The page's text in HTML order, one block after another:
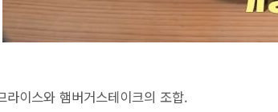
라이스와 햄버거스테이크의 조합.